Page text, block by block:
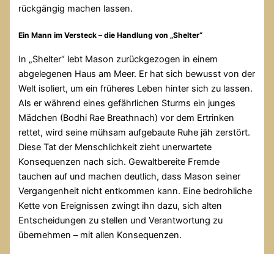
rückgängig machen lassen.
Ein Mann im Versteck – die Handlung von „Shelter“
In „Shelter“ lebt Mason zurückgezogen in einem
abgelegenen Haus am Meer. Er hat sich bewusst von der
Welt isoliert, um ein früheres Leben hinter sich zu lassen.
Als er während eines gefährlichen Sturms ein junges
Mädchen (Bodhi Rae Breathnach) vor dem Ertrinken
rettet, wird seine mühsam aufgebaute Ruhe jäh zerstört.
Diese Tat der Menschlichkeit zieht unerwartete
Konsequenzen nach sich. Gewaltbereite Fremde
tauchen auf und machen deutlich, dass Mason seiner
Vergangenheit nicht entkommen kann. Eine bedrohliche
Kette von Ereignissen zwingt ihn dazu, sich alten
Entscheidungen zu stellen und Verantwortung zu
übernehmen – mit allen Konsequenzen.